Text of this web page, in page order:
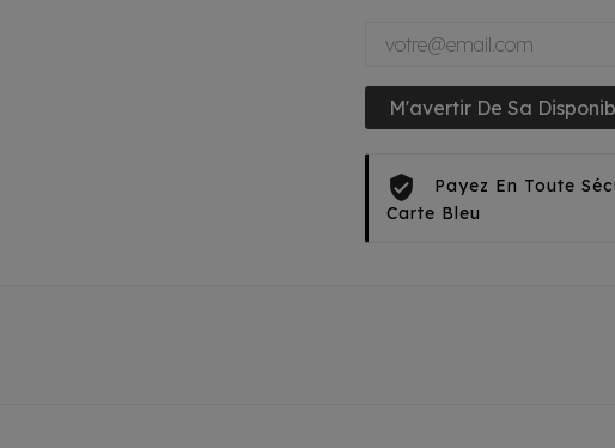
M'avertir De Sa
Payez En Toute
Carte Bleu